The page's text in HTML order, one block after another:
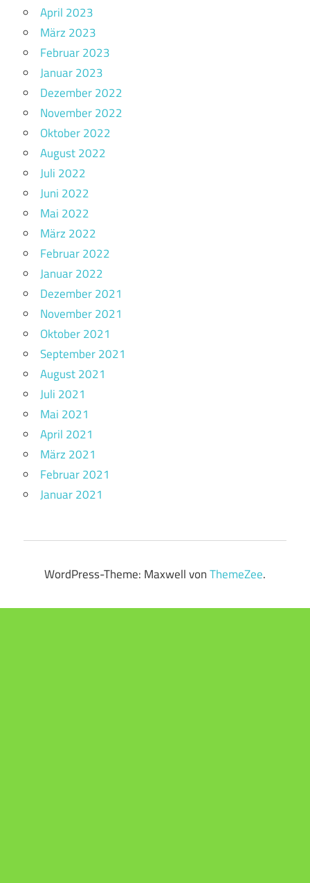
April 2023
März 2023
Februar 2023
Januar 2023
Dezember 2022
November 2022
Oktober 2022
August 2022
Juli 2022
Juni 2022
Mai 2022
März 2022
Februar 2022
Januar 2022
Dezember 2021
November 2021
Oktober 2021
September 2021
August 2021
Juli 2021
Mai 2021
April 2021
März 2021
Februar 2021
Januar 2021
WordPress-Theme: Maxwell vonThemeZee.